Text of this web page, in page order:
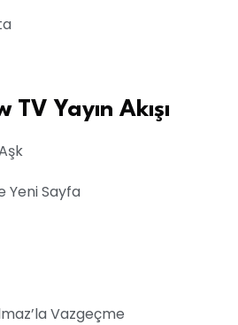
Yayın Akışı
Yeni Sayfa
Vazgeçme